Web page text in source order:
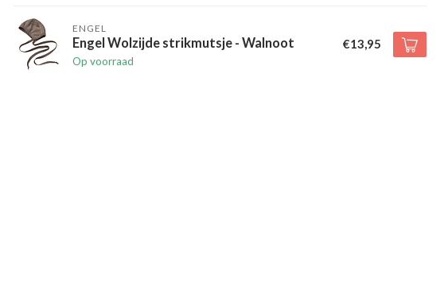
ENGEL
Engel Wolzijde strikmutsje - Walnoot
Op voorraad
€13,95